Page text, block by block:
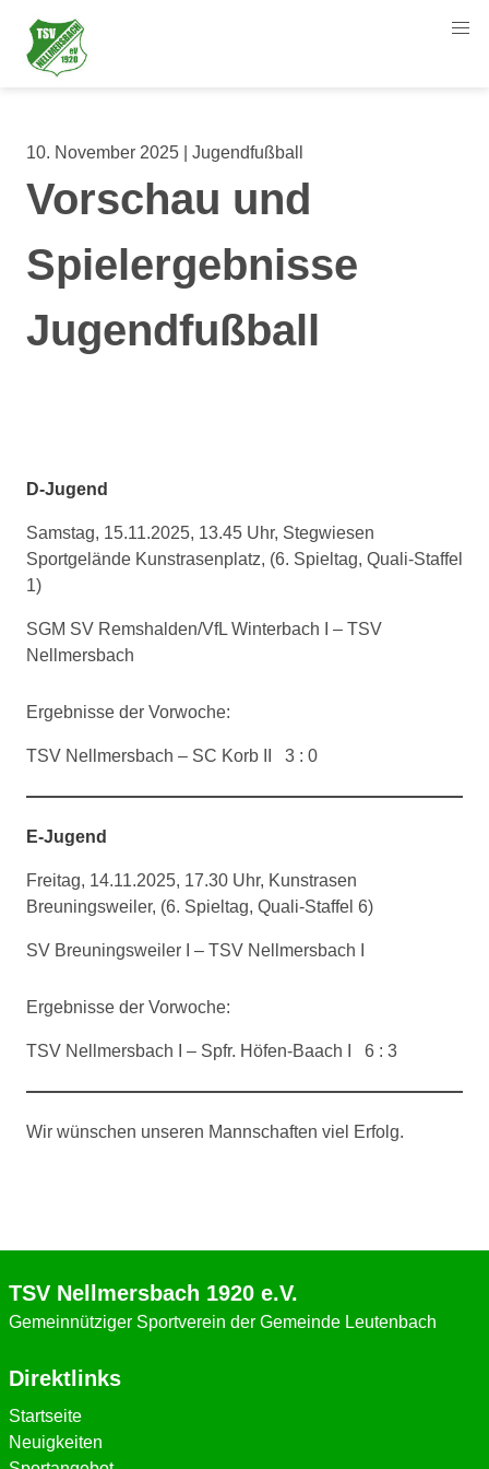
10. November 2025 | Jugendfußball
Vorschau und
Spielergebnisse
Jugendfußball
D-Jugend
Samstag, 15.11.2025, 13.45 Uhr, Stegwiesen
Sportgelände Kunstrasenplatz, (6. Spieltag, Quali-Staffel
1)
SGM SV Remshalden/VfL Winterbach I – TSV
Nellmersbach
Ergebnisse der Vorwoche:
TSV Nellmersbach – SC Korb II 3 : 0
E-Jugend
Freitag, 14.11.2025, 17.30 Uhr, Kunstrasen
Breuningsweiler, (6. Spieltag, Quali-Staffel 6)
SV Breuningsweiler I – TSV Nellmersbach I
Ergebnisse der Vorwoche:
TSV Nellmersbach I – Spfr. Höfen-Baach I 6 : 3
Wir wünschen unseren Mannschaften viel Erfolg.
TSV Nellmersbach 1920 e.V.
Gemeinnütziger Sportverein der Gemeinde Leutenbach
Direktlinks
Startseite
Neuigkeiten